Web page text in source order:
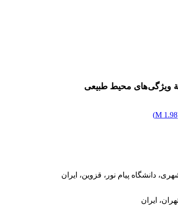
ویژگی‌های محیط طبیعی
1.98 M
)
دانشگاه پیام نور، قزوین، ایران